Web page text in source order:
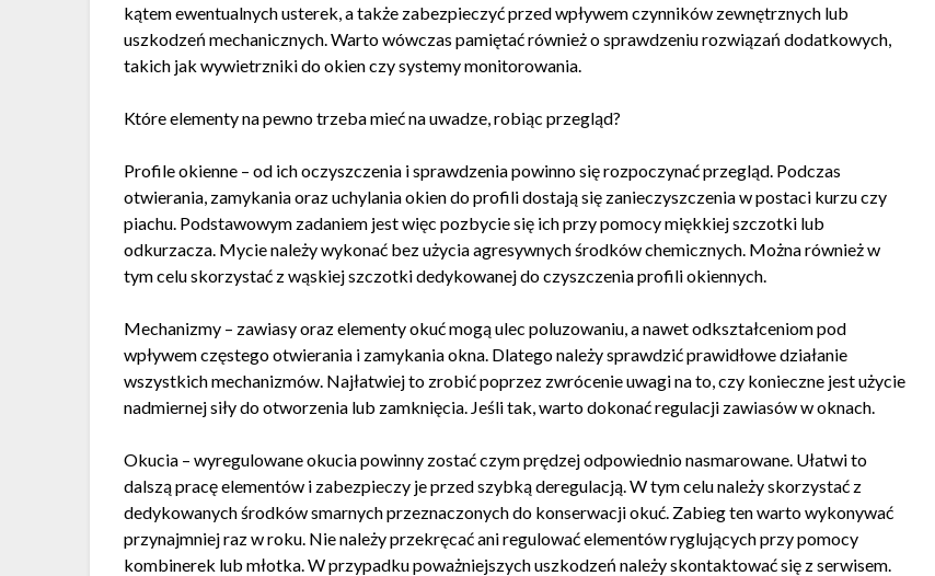
kątem ewentualnych usterek, a także zabezpieczyć przed wpływem czynników zewnętrznych lub
uszkodzeń mechanicznych. Warto wówczas pamiętać również o sprawdzeniu rozwiązań dodatkowych,
takich jak wywietrzniki do okien czy systemy monitorowania.
Które elementy na pewno trzeba mieć na uwadze, robiąc przegląd?
Profile okienne – od ich oczyszczenia i sprawdzenia powinno się rozpoczynać przegląd. Podczas
otwierania, zamykania oraz uchylania okien do profili dostają się zanieczyszczenia w postaci kurzu czy
piachu. Podstawowym zadaniem jest więc pozbycie się ich przy pomocy miękkiej szczotki lub
odkurzacza. Mycie należy wykonać bez użycia agresywnych środków chemicznych. Można również w
tym celu skorzystać z wąskiej szczotki dedykowanej do czyszczenia profili okiennych.
Mechanizmy – zawiasy oraz elementy okuć mogą ulec poluzowaniu, a nawet odkształceniom pod
wpływem częstego otwierania i zamykania okna. Dlatego należy sprawdzić prawidłowe działanie
wszystkich mechanizmów. Najłatwiej to zrobić poprzez zwrócenie uwagi na to, czy konieczne jest użycie
nadmiernej siły do otworzenia lub zamknięcia. Jeśli tak, warto dokonać regulacji zawiasów w oknach.
Okucia – wyregulowane okucia powinny zostać czym prędzej odpowiednio nasmarowane. Ułatwi to
dalszą pracę elementów i zabezpieczy je przed szybką deregulacją. W tym celu należy skorzystać z
dedykowanych środków smarnych przeznaczonych do konserwacji okuć. Zabieg ten warto wykonywać
przynajmniej raz w roku. Nie należy przekręcać ani regulować elementów ryglujących przy pomocy
kombinerek lub młotka. W przypadku poważniejszych uszkodzeń należy skontaktować się z serwisem.